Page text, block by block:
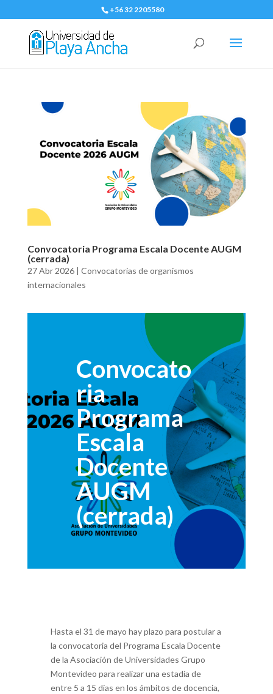
+56 32 2205580
Convocatoria Programa Escala Docente AUGM
(cerrada)
27 Abr 2026| Convocatorias de organismos
internacionales
Convocato
ria
Programa
Escala
Docente
AUGM
(cerrada)
Hasta el 31 de mayo hay plazo para postular a
la convocatoria del Programa Escala Docente
de la Asociación de Universidades Grupo
Montevideo para realizar una estadía de
entre 5 a 15 días en los ámbitos de docencia,